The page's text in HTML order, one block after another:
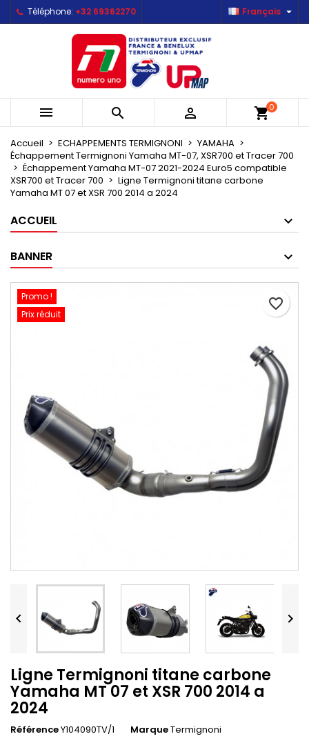
Téléphone: +32 69362270 Français 
   shopping_cart0
Accueil ECHAPPEMENTS TERMIGNONI
YAMAHA
Échappement Termignoni Yamaha MT-07, XSR700 et Tracer 700
Échappement Yamaha MT-07 2021-2024 Euro5 compatible
XSR700 et Tracer 700
Ligne Termignoni titane carbone
Yamaha MT 07 et XSR 700 2014 a 2024
ACCUEIL
BANNER
Promo !
Prix réduit
 
Ligne Termignoni titane carbone
Yamaha MT 07 et XSR 700 2014 a
2024
RéférenceY104090TV/1 MarqueTermignoni
favorite_border
Mes listes d'envies ×
Créer une nouvelle liste
Créer une liste d'envies ×
Nom de la liste d'envies
Connexion ×
Vous devez être connecté pour ajouter des produits
à votre liste d'envies.
Annuler Connexion